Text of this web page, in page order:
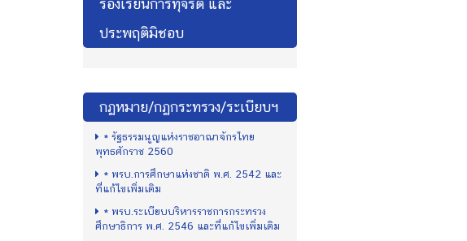
ร้องเรียนการทุจริต และ
ประพฤติมิชอบ
กฏหมาย/กฏกระทรวง/ระเบียบฯ
* รัฐธรรมนูญแห่งราชอาณาจักรไทย
พุทธศักราช 2560
* พรบ.การศึกษาแห่งชาติ พ.ศ. 2542 และ
ที่แก้ไขเพิ่มเติม
* พรบ.ระเบียบบริหารราชการกระทรวง
ศึกษาธิการ พ.ศ. 2546 และที่แก้ไขเพิ่มเติม